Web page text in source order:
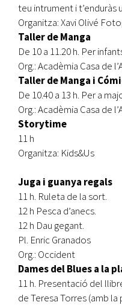
teu intrument i
Organitza: Xavi Olivé
Taller de Manga
De 10 a 11.20 h. Per
Org.: Acadèmia Casa de
Taller de Manga i
De 10.40 a 13 h. Per a
Org.: Acadèmia Casa de
Storytime
11 h
Organitza: Kids&Us
Juga i guanya regals
11 h. Ruleta de la sort.
12 h Pesca d’anecs.
12 h Dau gegant.
Pl. Enric Granados
Org.: Occident
Dames del Blues a la
11 h. Presentació del
de Teresa Torres (amb la